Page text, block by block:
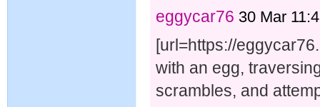
eggycar76 30 Mar
[url=https://
with an egg,
scrambles, and